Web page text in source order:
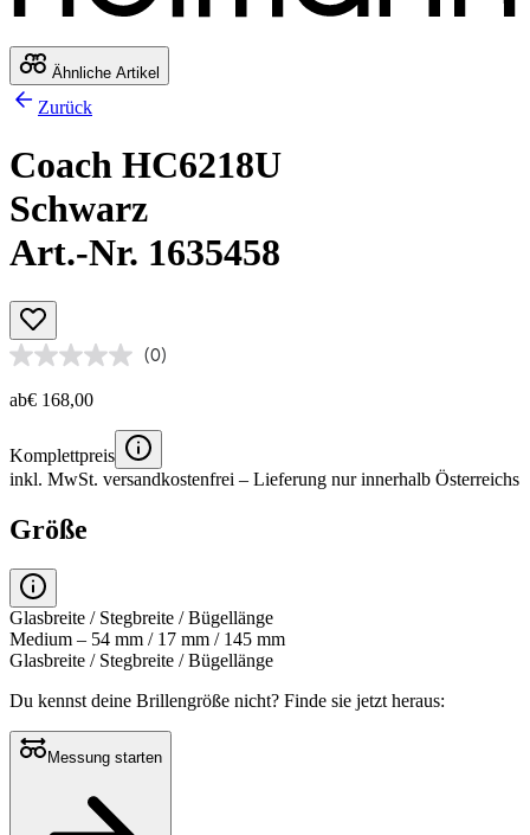
Ähnliche Artikel
Zurück
Coach HC6218U
Schwarz
Art.-Nr. 1635458
(0)
ab€ 168,00
Komplettpreis
inkl. MwSt. versandkostenfrei – Lieferung nur innerhalb Österreichs
Größe
Glasbreite / Stegbreite / Bügellänge
Medium – 54 mm / 17 mm / 145 mm
Glasbreite / Stegbreite / Bügellänge
Du kennst deine Brillengröße nicht? Finde sie jetzt heraus:
Messung starten